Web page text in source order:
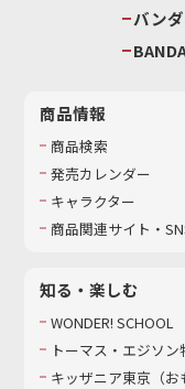
バン
商品情報
商品検索
発売カレンダー
キャラクター
商品関連サイト・
知る・楽しむ
WONDER! SCHOOL
トーマス・エジソン
キッザニア東京（お